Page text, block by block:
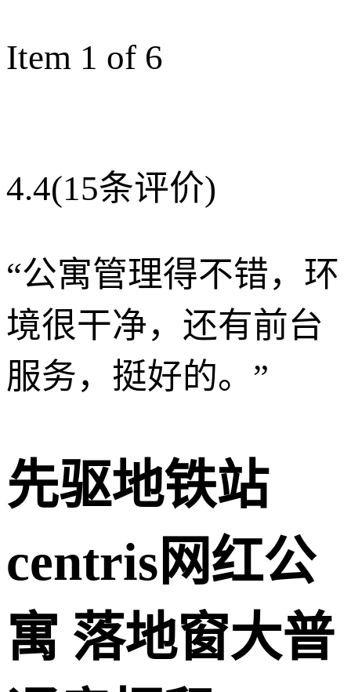
Item 1 of 6
4.4(15条评价)
“公寓管理得不错，环
境很干净，还有前台
服务，挺好的。 ”
先驱地铁站
centris网红公
寓 落地窗大普